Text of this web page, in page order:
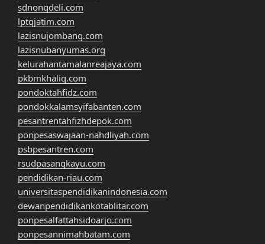
sdnongdeli.com
lptqjatim.com
lazisnujombang.com
lazisnubanyumas.org
kelurahantamalanreajaya.com
pkbmkhaliq.com
pondoktahfidz.com
pondokkalamsyifabanten.com
pesantrentahfizhdepok.com
ponpesaswajaan-nahdliyah.com
psbpesantren.com
rsudpasangkayu.com
pendidikan-riau.com
universitaspendidikanindonesia.com
dewanpendidikankotablitar.com
ponpesalfattahsidoarjo.com
ponpesannimahbatam.com